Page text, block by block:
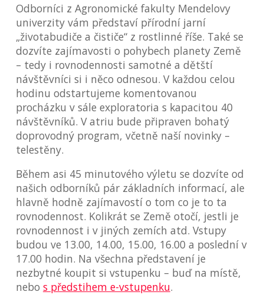
Odborníci z Agronomické fakulty Mendelovy
univerzity vám představí přírodní jarní
„životabudiče a čističe“ z rostlinné říše. Také se
dozvíte zajímavosti o pohybech planety Země
– tedy i rovnodennosti samotné a dětští
návštěvníci si i něco odnesou. V každou celou
hodinu odstartujeme komentovanou
procházku v sále exploratoria s kapacitou 40
návštěvníků. V atriu bude připraven bohatý
doprovodný program, včetně naší novinky –
telestěny.
Během asi 45 minutového výletu se dozvíte od
našich odborníků pár základních informací, ale
hlavně hodně zajímavostí o tom co je to ta
rovnodennost. Kolikrát se Země otočí, jestli je
rovnodennost i v jiných zemích atd. Vstupy
budou ve 13.00, 14.00, 15.00, 16.00 a poslední v
17.00 hodin. Na všechna představení je
nezbytné koupit si vstupenku – buď na místě,
nebo s předstihem e-vstupenku.